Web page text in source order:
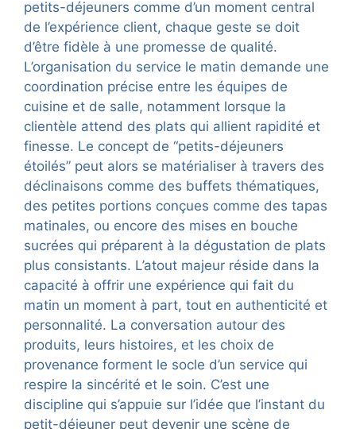
petits-déjeuners comme d’un moment central
de l’expérience client, chaque geste se doit
d’être fidèle à une promesse de qualité.
L’organisation du service le matin demande une
coordination précise entre les équipes de
cuisine et de salle, notamment lorsque la
clientèle attend des plats qui allient rapidité et
finesse. Le concept de “petits-déjeuners
étoilés” peut alors se matérialiser à travers des
déclinaisons comme des buffets thématiques,
des petites portions conçues comme des tapas
matinales, ou encore des mises en bouche
sucrées qui préparent à la dégustation de plats
plus consistants. L’atout majeur réside dans la
capacité à offrir une expérience qui fait du
matin un moment à part, tout en authenticité et
personnalité. La conversation autour des
produits, leurs histoires, et les choix de
provenance forment le socle d’un service qui
respire la sincérité et le soin. C’est une
discipline qui s’appuie sur l’idée que l’instant du
petit-déjeuner peut devenir une scène de